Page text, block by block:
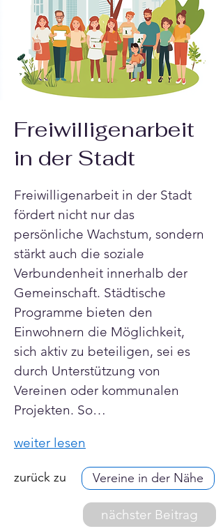
Freiwilligenarbeit
in der Stadt
Freiwilligenarbeit in der Stadt
fördert nicht nur das
persönliche Wachstum, sondern
stärkt auch die soziale
Verbundenheit innerhalb der
Gemeinschaft. Städtische
Programme bieten den
Einwohnern die Möglichkeit,
sich aktiv zu beteiligen, sei es
durch Unterstützung von
Vereinen oder kommunalen
Projekten. So…
weiter lesen
zurück zu Vereine in der Nähe
nächster Beitrag